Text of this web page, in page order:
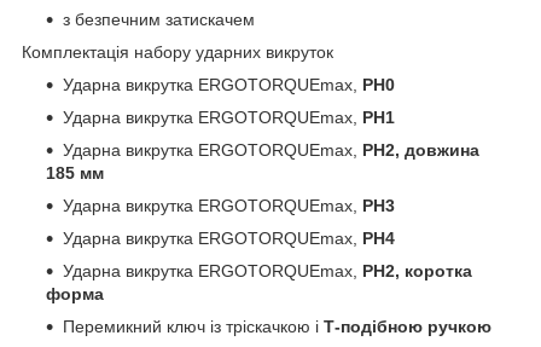
з безпечним затискачем
Комплектація набору ударних викруток
Ударна викрутка ERGOTORQUEmax, PH0
Ударна викрутка ERGOTORQUEmax, PH1
Ударна викрутка ERGOTORQUEmax, PH2, довжина
185 мм
Ударна викрутка ERGOTORQUEmax, PH3
Ударна викрутка ERGOTORQUEmax, PH4
Ударна викрутка ERGOTORQUEmax, PH2, коротка
форма
Перемикний ключ із тріскачкою і Т-подібною ручкою